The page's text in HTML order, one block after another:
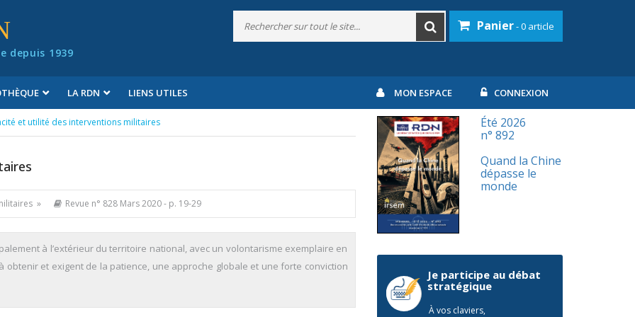
depuis 1939
Panier- 0 article
LA RDN LIENS UTILES MON ESPACE CONNEXION
et utilité des interventions militaires
» Revue n° 828 Mars 2020- p. 19-29
à l’extérieur du territoire national, avec un volontarisme exemplaire en
obtenir et exigent de la patience, une approche globale et une forte conviction
Été 2026
n° 892
Quand la Chine
dépasse le
monde
Je participe au débat
stratégique
À vos claviers,